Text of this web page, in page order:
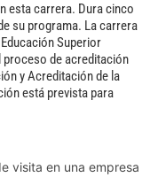
esta carrera. Dura cinco
su programa. La carrera
Superior
proceso de acreditación
y Acreditación de la
está prevista para
visita en una empresa